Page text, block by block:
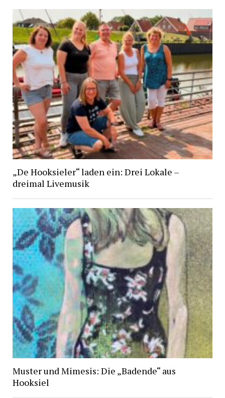
„De Hooksieler“ laden ein: Drei Lokale –
dreimal Livemusik
Muster und Mimesis: Die „Badende“ aus
Hooksiel